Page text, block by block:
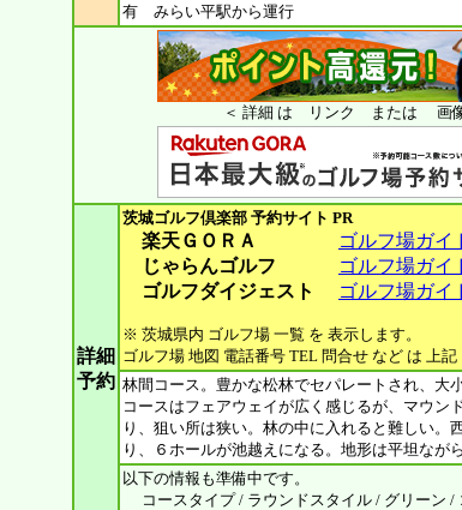
有 みらい平駅から運行
＜ 詳細 は リンク または 画像
詳細
予約
茨城ゴルフ倶楽部 予約サイト PR
楽天ＧＯＲＡ
ゴルフ場ガイ
じゃらんゴルフ
ゴルフ場ガイ
ゴルフダイジェスト
ゴルフ場ガイ
※ 茨城県内 ゴルフ場 一覧 を 表示します。
ゴルフ場 地図 電話番号 TEL 問合せ など は 上
林間コース。豊かな松林でセパレートされ、大
コースはフェアウェイが広く感じるが、マウン
り、狙い所は狭い。林の中に入れると難しい。
り、６ホールが池越えになる。地形は平坦なが
以下の情報も準備中です。
コースタイプ / ラウンドスタイル / グリーン /